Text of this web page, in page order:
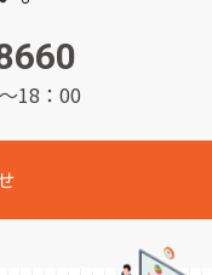
18：00